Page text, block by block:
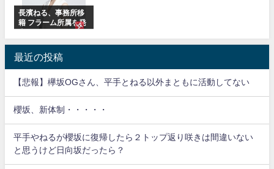
長濱ねる、事務所移
籍 フラーム所属を発
最近の投稿
【悲報】欅坂OGさん、平手とねる以外まともに活動してない
櫻坂、新体制・・・・・
平手やねるが櫻坂に復帰したら２トップ返り咲きは間違いない
と思うけど日向坂だったら？